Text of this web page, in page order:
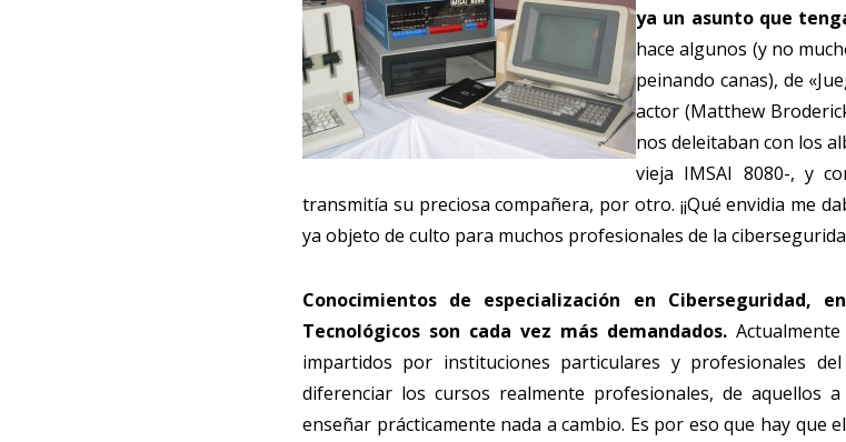
ya un asunto que
hace algunos (y no
peinando canas), de
actor (Matthew
nos deleitaban con los
vieja IMSAI 8080-, y
transmitía su preciosa compañera, por otro. ¡¡Qué envidia me
ya objeto de culto para muchos profesionales de la
Conocimientos de especialización en Ciberseguridad,
Tecnológicos son cada vez más demandados.Actualmente
impartidos por instituciones particulares y profesionales
diferenciar los cursos realmente profesionales, de aquellos
enseñar prácticamente nada a cambio. Es por eso que hay que